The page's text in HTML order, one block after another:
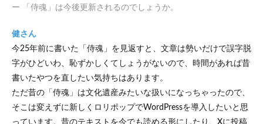
ー 「侍魂」は今後更新されるのでしょうか。
健さん
今25年前に書いた「侍魂」を見返すと、文章は勢いだけで誤字脱
字がひどいわ、恥ずかしくてしょうがないので、時間があれば昔
書いたやつを直したい気持ちはあります。
ただ昔の「侍魂」は文化遺産みたいな扱いになっちゃったので、
そこは変えずに新しくロリポップでWordPressを導入したいと思